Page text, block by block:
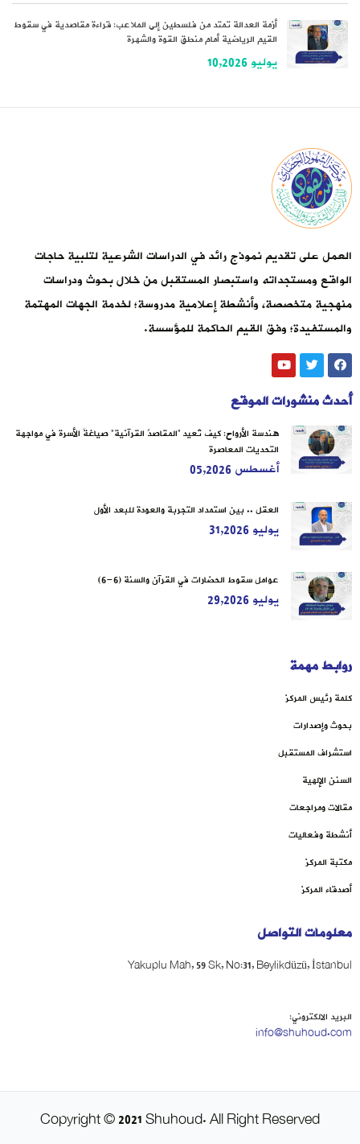
أزمة العدالة تمتد من فلسطين إلى الملاعب: قراءة مقاصدية في سقوط
القيم الرياضية أمام منطق القوة والشهرة
يوليو 10,2026
العمل على تقديم نموذج رائد في الدراسات الشرعية لتلبية حاجات
الواقع ومستجداته واستبصار المستقبل من خلال بحوث ودراسات
منهجية متخصصة، وأنشطة إعلامية مدروسة؛ لخدمة الجهات المهتمة
والمستفيدة؛ وفق القيم الحاكمة للمؤسسة.
أحدث منشورات الموقع
هندسة الأرواح: كيف تُعيد “المقاصدُ القرآنية” صياغةَ الأسرة في مواجهة
التحديات المعاصرة
أغسطس 05,2026
العقل .. بين استمداد التجربة والعودة للبعد الأول
يوليو 31,2026
عوامل سقوط الحضارات في القرآن والسنة (6-6)
يوليو 29,2026
روابط مهمة
كلمة رئيس المركز
بحوث وإصدارات
استشراف المستقبل
السنن الإلهية
مقالات ومراجعات
أنشطة وفعاليات
مكتبة المركز
أصدقاء المركز
معلومات التواصل
Yakuplu Mah, 59 Sk, No:31, Beylikdüzü, İstanbul
البريد الالكتروني:
info@shuhoud.com
Copyright © 2021 Shuhoud. All Right Reserved